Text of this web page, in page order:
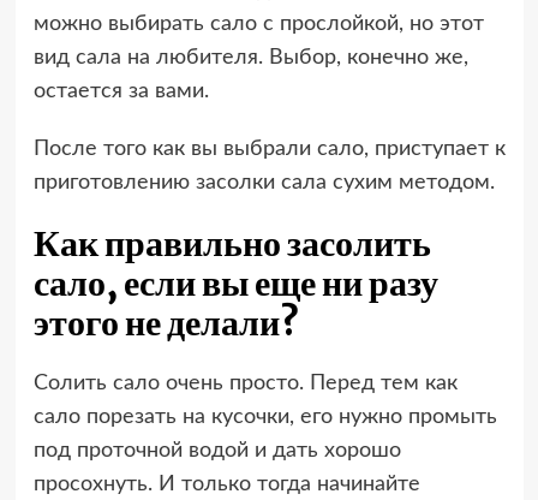
можно выбирать сало с прослойкой, но этот
вид сала на любителя. Выбор, конечно же,
остается за вами.
После того как вы выбрали сало, приступает к
приготовлению засолки сала сухим методом.
Как правильно засолить
сало, если вы еще ни разу
этого не делали?
Солить сало очень просто. Перед тем как
сало порезать на кусочки, его нужно промыть
под проточной водой и дать хорошо
просохнуть. И только тогда начинайте